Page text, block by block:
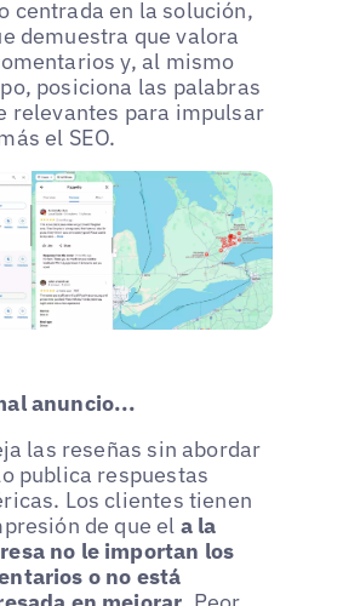
centrada en la solución,
demuestra que valora
y, al mismo
posiciona las palabras
relevantes para impulsar
el SEO.
anuncio...
las reseñas sin abordar
publica respuestas
Los clientes tienen
de que el a la
no le importan los
o no está